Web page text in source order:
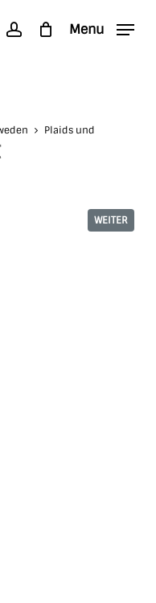
accountMenu
Plaids und
WEITER